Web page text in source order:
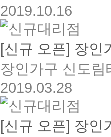
2019.10.16
[신규 오픈] 장인
장인가구 신도
2019.03.28
[신규 오픈] 장인